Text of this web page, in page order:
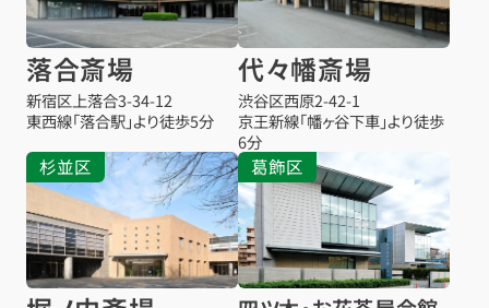
落合斎場
新宿区上落合3-34-12
東西線「落合駅」より徒歩5分
代々幡斎場
渋谷区西原2-42-1
京王新線「幡ヶ谷下車」より徒歩
6分
杉並区 葛飾区